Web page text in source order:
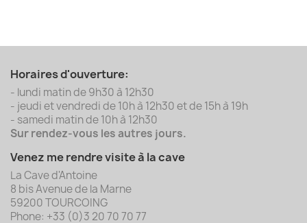
Horaires d'ouverture:
- lundi matin de 9h30 à 12h30
- jeudi et vendredi de 10h à 12h30 et de 15h à 19h
- samedi matin de 10h à 12h30
Sur rendez-vous les autres jours.
Venez me rendre visite à la cave
La Cave d'Antoine
8 bis Avenue de la Marne
59200 TOURCOING
Phone: +33 (0)3 20 70 70 77